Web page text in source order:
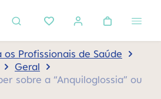
os Profissionais de Saúde
Geral
sobre a “Anquiloglossia” ou